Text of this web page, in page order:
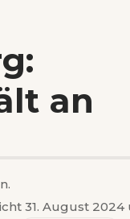
an
31. August 2024